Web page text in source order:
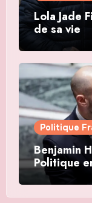
Lola Jade
de sa vie
Politique
Benjamin
Politique